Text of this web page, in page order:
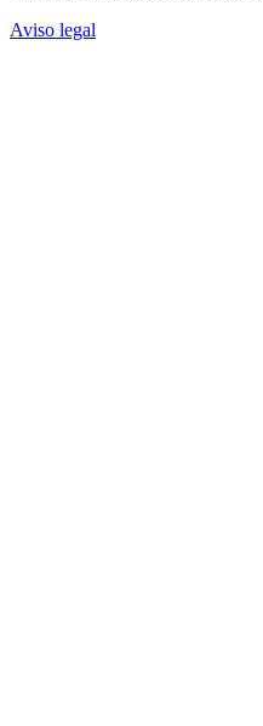
Aviso legal